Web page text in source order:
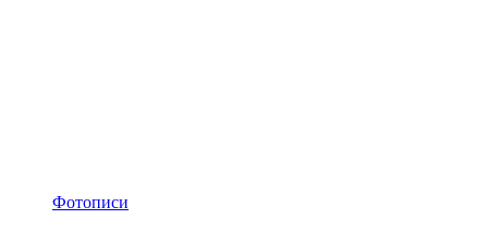
Фотописи